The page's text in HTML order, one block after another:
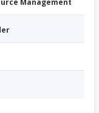
Management